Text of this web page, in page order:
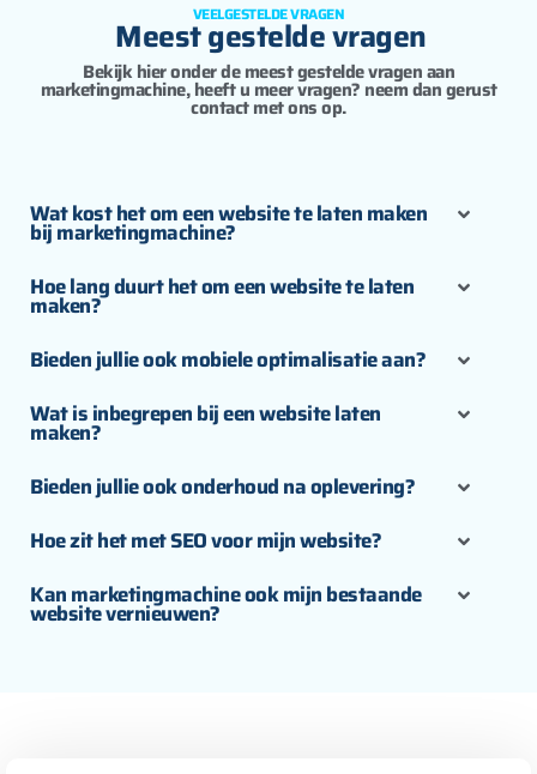
VEELGESTELDE VRAGEN
Meest gestelde vragen
Bekijk hier onder de meest gestelde vragen aan
marketingmachine, heeft u meer vragen? neem dan gerust
contact met ons op.
Wat kost het om een website te laten maken
bij marketingmachine?
Hoe lang duurt het om een website te laten
maken?
Bieden jullie ook mobiele optimalisatie aan?
Wat is inbegrepen bij een website laten
maken?
Bieden jullie ook onderhoud na oplevering?
Hoe zit het met SEO voor mijn website?
Kan marketingmachine ook mijn bestaande
website vernieuwen?